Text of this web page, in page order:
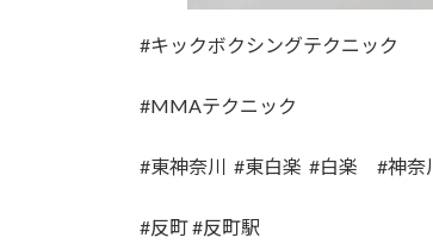
#キックボクシングテクニック
#MMAテクニック
#東神奈川 #東白楽 #白楽 #神奈
#反町 #反町駅